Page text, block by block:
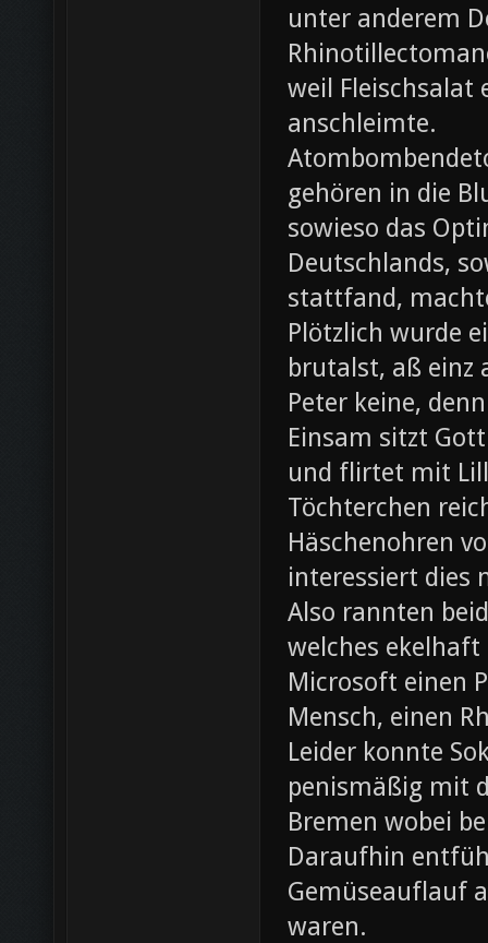
unter anderem
weil Fleischsalat
anschleimte.
gehören in die
sowieso das
Deutschlands,
stattfand,
Plötzlich wurde
brutalst, aß einz
Peter keine,
Einsam sitzt
und flirtet mit
Töchterchen
Häschenohren
interessiert dies
Also rannten
welches
Microsoft einen
Mensch, einen
Leider konnte
penismäßig mit
Bremen wobei
Daraufhin
Gemüseauflauf
waren.